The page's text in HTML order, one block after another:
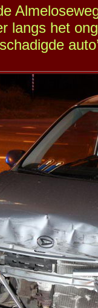
langs het